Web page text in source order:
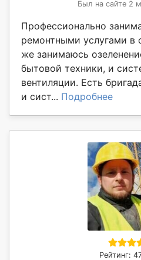
Был на сайте 2
Профессионально
ремонтными услугами в
же занимаюсь
бытовой техники, и
вентиляции. Есть
и сист... Подробнее
Рейтинг: